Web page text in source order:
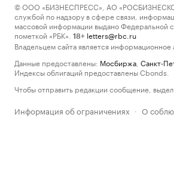
© ООО «БИЗНЕСПРЕСС», АО
службой по надзору в сфере связи,
массовой информации выдано Федеральной
пометкой «РБК».
18+ letters@rbc.ru
Владельцем сайта является информационное
Данные предоставлены: Мосбиржа Санкт-
Индексы облигаций предоставлены Cbonds.
Чтобы отправить редакции сообщение,
Информация об ограничениях · О